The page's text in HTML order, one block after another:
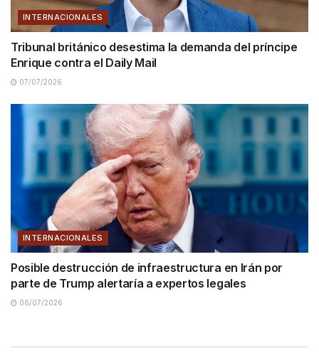
INTERNACIONALES
Tribunal británico desestima la demanda del príncipe
Enrique contra el Daily Mail
07/07/2026
INTERNACIONALES
Posible destrucción de infraestructura en Irán por
parte de Trump alertaría a expertos legales
06/07/2026